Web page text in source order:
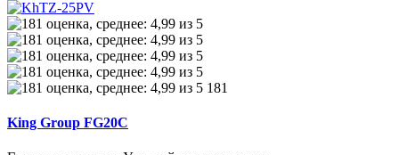
181
King Group FG20C